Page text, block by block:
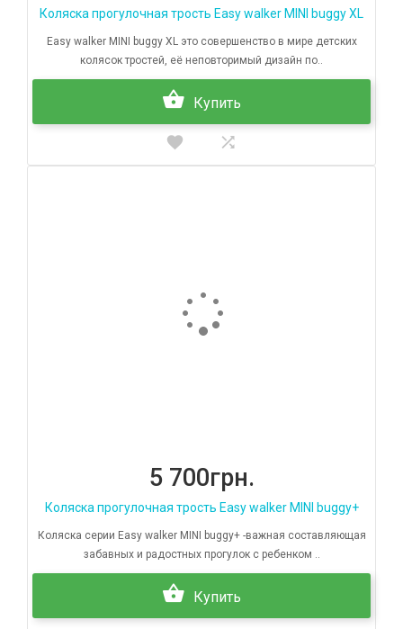
Коляска прогулочная трость Easy walker MINI buggy XL
Easy walker MINI buggy XL это совершенство в мире детских
колясок тростей, её неповторимый дизайн по..
Купить
5 700грн.
Коляска прогулочная трость Easy walker MINI buggy+
Коляска серии Easy walker MINI buggy+ -важная составляющая
забавных и радостных прогулок с ребенком ..
Купить